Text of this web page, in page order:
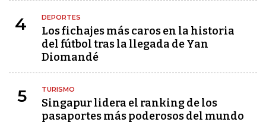
4 DEPORTES
Los fichajes más caros en la historia
del fútbol tras la llegada de Yan
Diomandé
5 TURISMO
Singapur lidera el ranking de los
pasaportes más poderosos del mundo